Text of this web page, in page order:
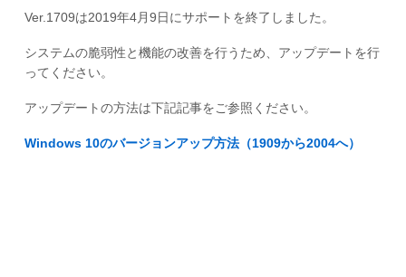
Ver.1709は2019年4月9日にサポートを終了しました。
システムの脆弱性と機能の改善を行うため、アップデートを行
ってください。
アップデートの方法は下記記事をご参照ください。
Windows 10のバージョンアップ方法（1909から2004へ）